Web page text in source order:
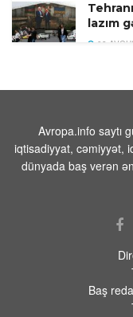
lazım
08
düşdü
08
Avropa.info saytı
iqtisadiyyat, cəmiyyət,
dünyada baş verən
Baş